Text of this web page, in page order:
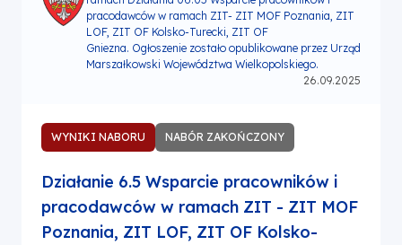
pracodawców w ramach ZIT- ZIT MOF Poznania, ZIT
LOF, ZIT OF Kolsko-Turecki, ZIT OF
Gniezna. Ogłoszenie zostało opublikowane przez Urząd
Marszałkowski Województwa Wielkopolskiego.
26.09.2025
WYNIKI NABORU NABÓR ZAKOŃCZONY
Działanie 6.5 Wsparcie pracowników i
pracodawców w ramach ZIT - ZIT MOF
Poznania, ZIT LOF, ZIT OF Kolsko-